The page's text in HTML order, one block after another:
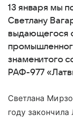
13 января мы
Светлану
выдающегося
знаменитого
РАФ-977
Светлана
году